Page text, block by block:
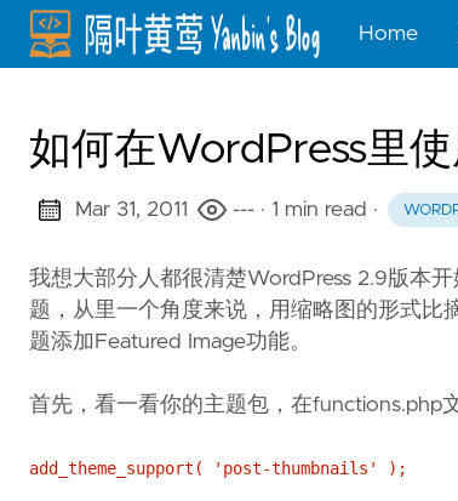
Home
如何在WordPress里
Mar 31, 2011 --- · 1 min read ·
我想大部分人都很清楚WordPress 2.9版本
题，从里一个角度来说，用缩略图的形式比
题添加Featured Image功能。
首先，看一看你的主题包，在functions.php
add_theme_support( 'post-thumbnails' );